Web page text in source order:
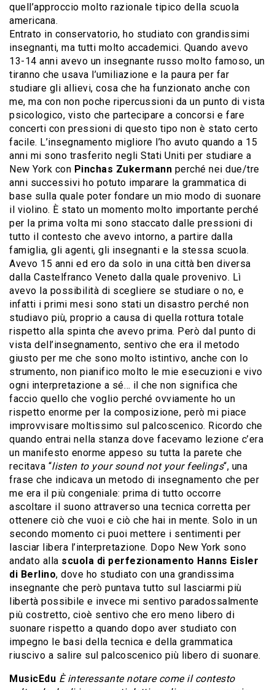
quell’approccio molto razionale tipico della scuola
americana.
Entrato in conservatorio, ho studiato con grandissimi
insegnanti, ma tutti molto accademici. Quando avevo
13-14 anni avevo un insegnante russo molto famoso, un
tiranno che usava l’umiliazione e la paura per far
studiare gli allievi, cosa che ha funzionato anche con
me, ma con non poche ripercussioni da un punto di vista
psicologico, visto che partecipare a concorsi e fare
concerti con pressioni di questo tipo non è stato certo
facile. L’insegnamento migliore l’ho avuto quando a 15
anni mi sono trasferito negli Stati Uniti per studiare a
New York con Pinchas Zukermann perché nei due/tre
anni successivi ho potuto imparare la grammatica di
base sulla quale poter fondare un mio modo di suonare
il violino. È stato un momento molto importante perché
per la prima volta mi sono staccato dalle pressioni di
tutto il contesto che avevo intorno, a partire dalla
famiglia, gli agenti, gli insegnanti e la stessa scuola.
Avevo 15 anni ed ero da solo in una città ben diversa
dalla Castelfranco Veneto dalla quale provenivo. Lì
avevo la possibilità di scegliere se studiare o no, e
infatti i primi mesi sono stati un disastro perché non
studiavo più, proprio a causa di quella rottura totale
rispetto alla spinta che avevo prima. Però dal punto di
vista dell’insegnamento, sentivo che era il metodo
giusto per me che sono molto istintivo, anche con lo
strumento, non pianifico molto le mie esecuzioni e vivo
ogni interpretazione a sé… il che non significa che
faccio quello che voglio perché ovviamente ho un
rispetto enorme per la composizione, però mi piace
improvvisare moltissimo sul palcoscenico. Ricordo che
quando entrai nella stanza dove facevamo lezione c’era
un manifesto enorme appeso su tutta la parete che
recitava “listen to your sound not your feelings“, una
frase che indicava un metodo di insegnamento che per
me era il più congeniale: prima di tutto occorre
ascoltare il suono attraverso una tecnica corretta per
ottenere ciò che vuoi e ciò che hai in mente. Solo in un
secondo momento ci puoi mettere i sentimenti per
lasciar libera l’interpretazione. Dopo New York sono
andato alla scuola di perfezionamento Hanns Eisler
di Berlino, dove ho studiato con una grandissima
insegnante che però puntava tutto sul lasciarmi più
libertà possibile e invece mi sentivo paradossalmente
più costretto, cioè sentivo che ero meno libero di
suonare rispetto a quando dopo aver studiato con
impegno le basi della tecnica e della grammatica
riuscivo a salire sul palcoscenico più libero di suonare.
MusicEdu È interessante notare come il contesto